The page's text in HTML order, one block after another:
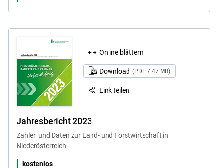
Online blättern
Download (PDF 7.47 MB)
Link teilen
Jahresbericht 2023
Zahlen und Daten zur Land- und Forstwirtschaft in
Niederösterreich
kostenlos